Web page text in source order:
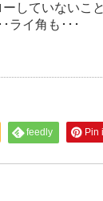
していないこ
ライ角も･･･
feedly Pin